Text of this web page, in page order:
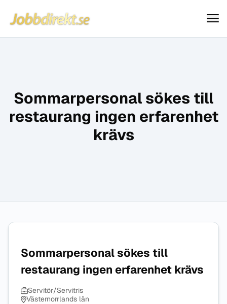
Hoppa till innehåll
Jobbdirekt
Sommarpersonal sökes till
restaurang ingen erfarenhet
krävs
Sommarpersonal sökes till
restaurang ingen erfarenhet krävs
Servitör/Servitris
Västernorrlands län